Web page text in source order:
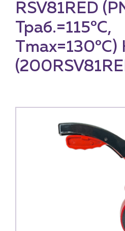
RSV81RED
Траб.=115°С,